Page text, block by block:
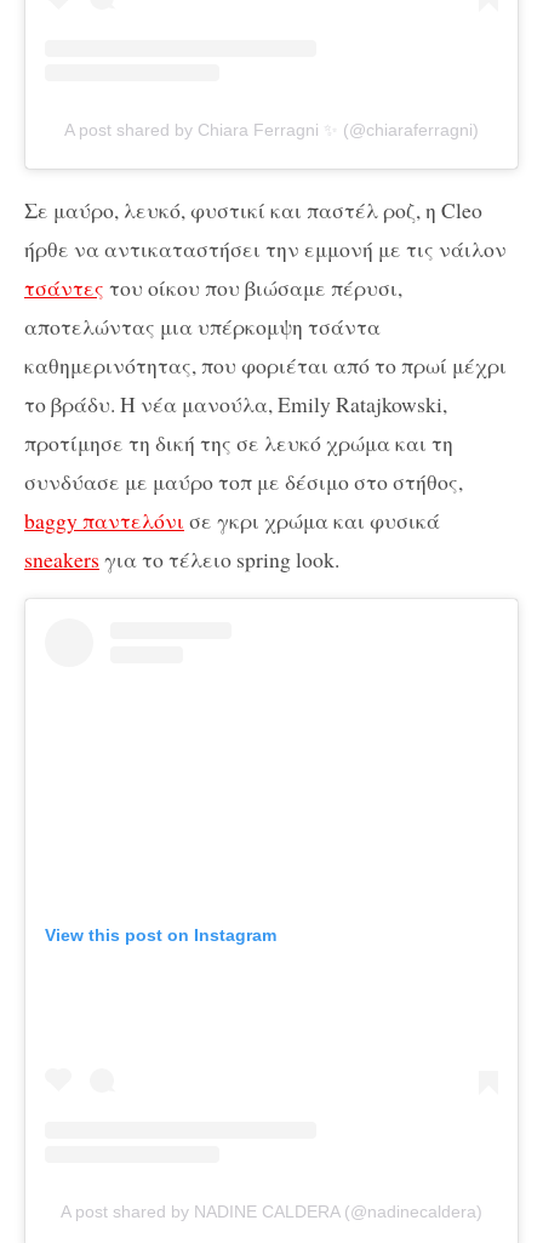
A post shared by Chiara Ferragni ✨ (@chiaraferragni)
Σε μαύρο, λευκό, φυστικί και παστέλ ροζ, η Cleo
ήρθε να αντικαταστήσει την εμμονή με τις νάιλον
τσάντες του οίκου που βιώσαμε πέρυσι,
αποτελώντας μια υπέρκομψη τσάντα
καθημερινότητας, που φοριέται από το πρωί μέχρι
το βράδυ. Η νέα μανούλα, Emily Ratajkowski,
προτίμησε τη δική της σε λευκό χρώμα και τη
συνδύασε με μαύρο τοπ με δέσιμο στο στήθος,
baggy παντελόνι σε γκρι χρώμα και φυσικά
sneakers για το τέλειο spring look.
View this post on Instagram
A post shared by NADINE CALDERA (@nadinecaldera)